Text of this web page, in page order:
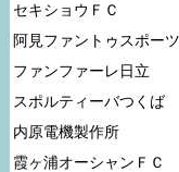
セキショウＦＣ
阿見ファントゥスポーツ
ファンファーレ日立
スポルティーバつくば
内原電機製作所
霞ヶ浦オーシャンＦＣ